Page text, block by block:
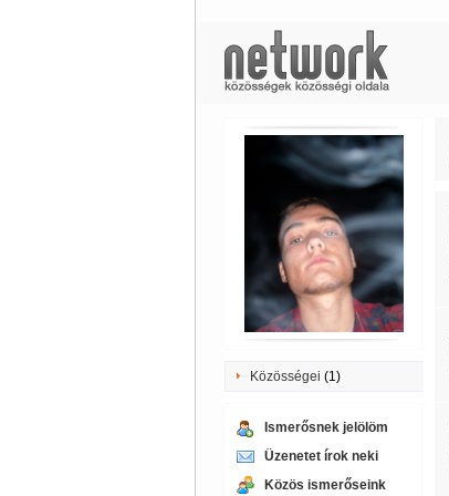
Közösségei (1)
Ismerősnek jelölöm
Üzenetet írok neki
Közös ismerőseink